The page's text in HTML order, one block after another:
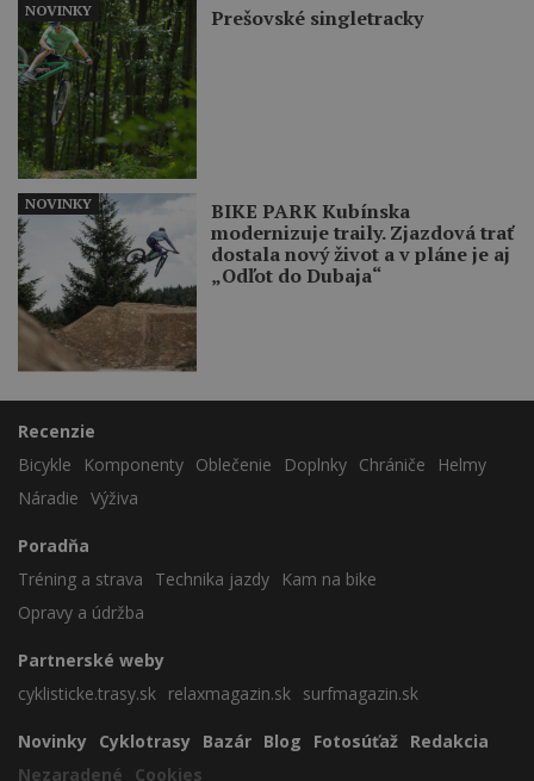
Prešovské singletracky
NOVINKY
BIKE PARK Kubínska
modernizuje traily. Zjazdová trať
dostala nový život a v pláne je aj
„Odľot do Dubaja“
NOVINKY
Recenzie
Bicykle
Komponenty Oblečenie Doplnky Chrániče
Helmy
Náradie Výživa
Poradňa
Tréning a strava
Technika jazdy
Kam na bike
Opravy a údržba
Partnerské weby
cyklisticke.trasy.sk relaxmagazin.sk surfmagazin.sk
Novinky Cyklotrasy Bazár Blog Fotosúťaž Redakcia
Nezaradené
Cookies